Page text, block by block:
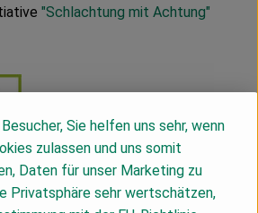
"Schlachtung mit Achtung"
Sie helfen uns sehr, wenn
zulassen und uns somit
Daten für unser Marketing zu
Privatsphäre sehr wertschätzen,